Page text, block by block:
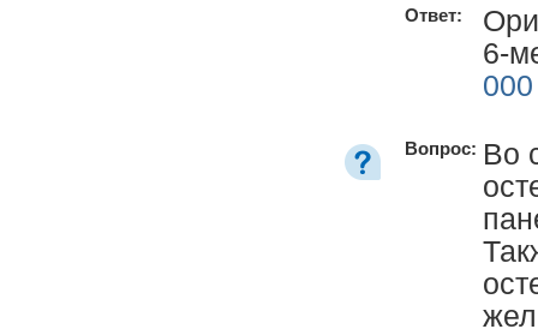
Ответ:
6-
Вопрос: Во